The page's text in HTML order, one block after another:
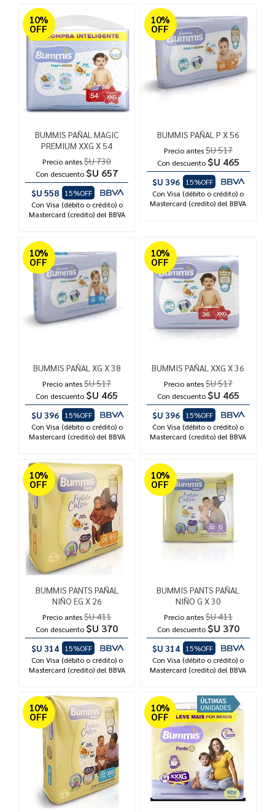
10%
OFF
BUMMIS PAÑAL MAGIC
PREMIUM XXG X 54
Precio antes$U 730
Con descuento $U 657
$U 558
15%OFF
Con Visa (débito o crédito) o
Mastercard (credito) del BBVA
10%
OFF
BUMMIS PAÑAL P X 56
Precio antes$U 517
Con descuento $U 465
$U 396
15%OFF
Con Visa (débito o crédito) o
Mastercard (credito) del BBVA
10%
OFF
BUMMIS PAÑAL XG X 38
Precio antes$U 517
Con descuento $U 465
$U 396
15%OFF
Con Visa (débito o crédito) o
Mastercard (credito) del BBVA
10%
OFF
BUMMIS PAÑAL XXG X 36
Precio antes$U 517
Con descuento $U 465
$U 396
15%OFF
Con Visa (débito o crédito) o
Mastercard (credito) del BBVA
10%
OFF
BUMMIS PANTS PAÑAL
NIÑO EG X 26
Precio antes$U 411
Con descuento $U 370
$U 314
15%OFF
Con Visa (débito o crédito) o
Mastercard (credito) del BBVA
10%
OFF
BUMMIS PANTS PAÑAL
NIÑO G X 30
Precio antes$U 411
Con descuento $U 370
$U 314
15%OFF
Con Visa (débito o crédito) o
Mastercard (credito) del BBVA
10%
OFF
10%
OFF